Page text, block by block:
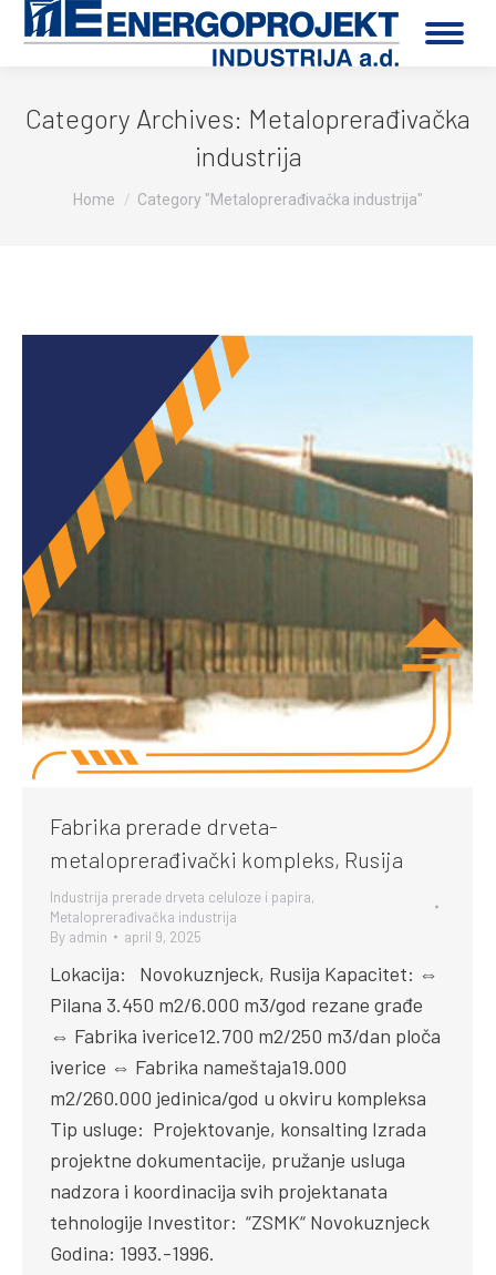
Category Archives: Metaloprerađivačka
industrija
You are here:
Home Category "Metaloprerađivačka industrija"
Fabrika prerade drveta-
metaloprerađivački kompleks, Rusija
Industrija prerade drveta celuloze i papira,
Metaloprerađivačka industrija
By admin april 9, 2025
Lokacija: Novokuznjeck, Rusija Kapacitet: ⇔
Pilana 3.450 m2/6.000 m3/god rezane građe
⇔ Fabrika iverice12.700 m2/250 m3/dan ploča
iverice ⇔ Fabrika nameštaja19.000
m2/260.000 jedinica/god u okviru kompleksa
Tip usluge: Projektovanje, konsalting Izrada
projektne dokumentacije, pružanje usluga
nadzora i koordinacija svih projektanata
tehnologije Investitor: “ZSMK“ Novokuznjeck
Godina: 1993.-1996.